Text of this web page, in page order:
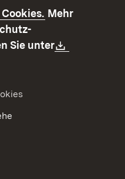
zur
Link melden
Cookies. Mehr
Sie unter